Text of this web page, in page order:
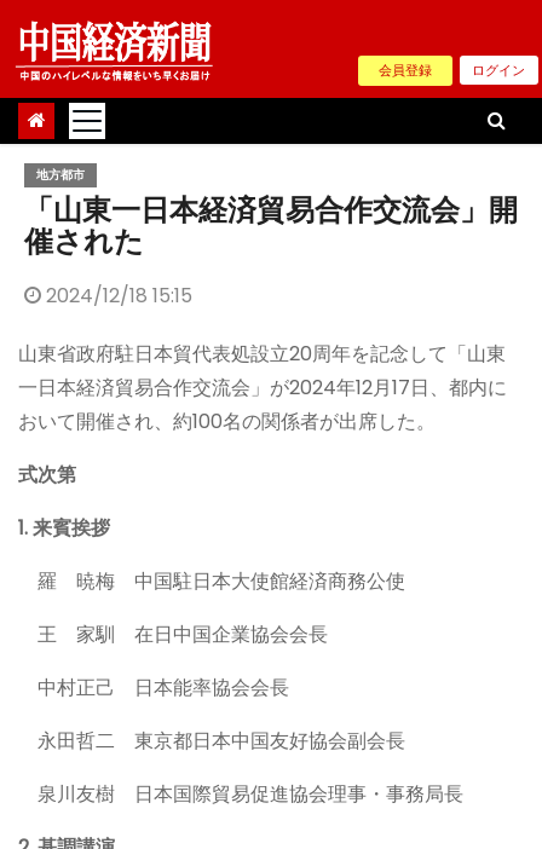
Skip
content
会員登録 ログイン
地方都市
「山東一日本経済貿易合作交流会」開
催された
2024/12/18 15:15
山東省政府駐日本貿代表処設立20周年を記念して「山東
一日本経済貿易合作交流会」が2024年12月17日、都内に
おいて開催され、約100名の関係者が出席した。
式次第
1. 来賓挨拶
羅 暁梅 中国駐日本大使館経済商務公使
王 家馴 在日中国企業協会会長
中村正己 日本能率協会会長
永田哲二 東京都日本中国友好協会副会長
泉川友樹 日本国際貿易促進協会理事・事務局長